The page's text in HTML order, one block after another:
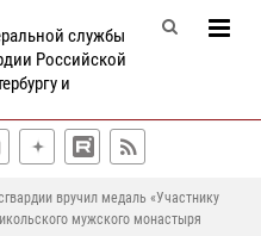
службы
Российской
и
вручил медаль «Участнику
мужского монастыря